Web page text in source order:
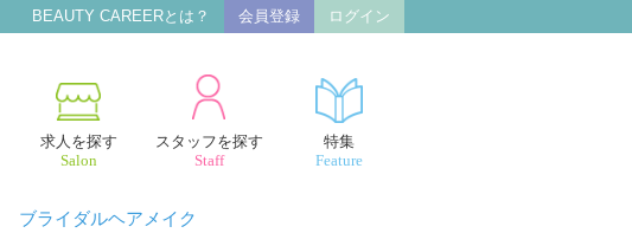
BEAUTY CAREERとは？ 会員登録 ログイン
求人を探す
Salon
スタッフを探す
Staff
特集
Feature
ブライダルヘアメイク